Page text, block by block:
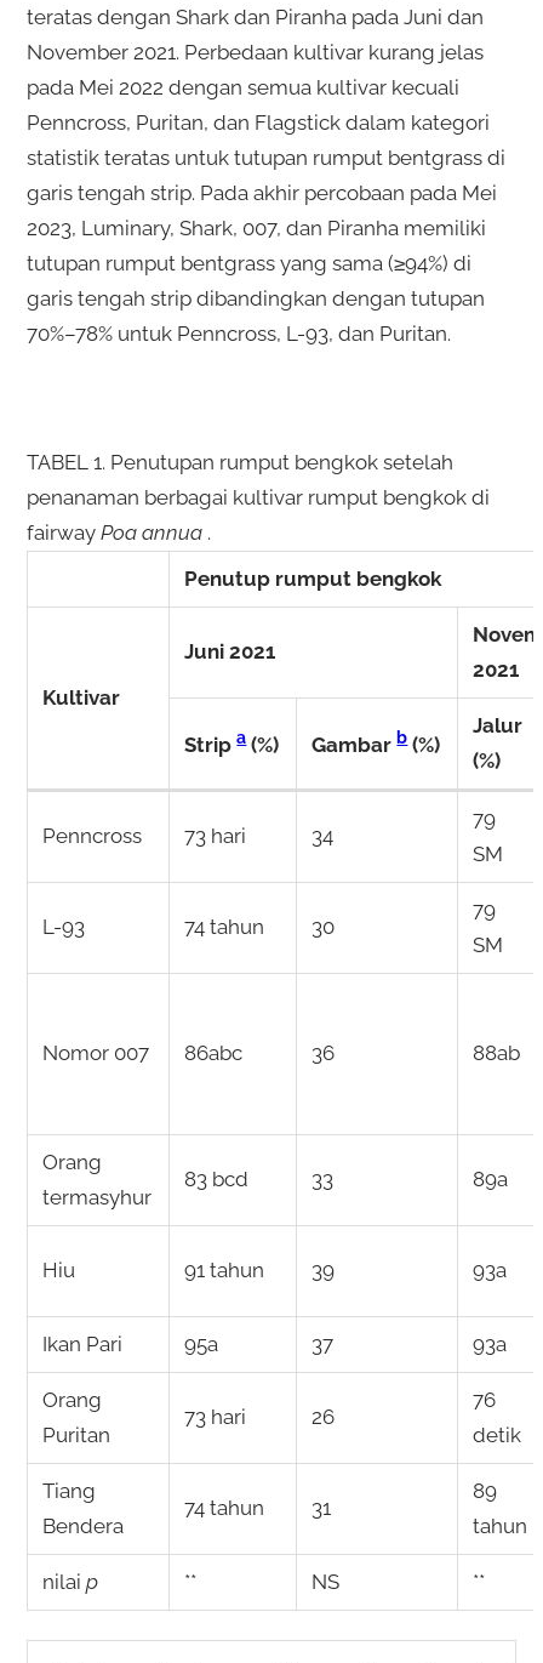
teratas dengan Shark dan Piranha pada Juni dan
November 2021. Perbedaan kultivar kurang jelas
pada Mei 2022 dengan semua kultivar kecuali
Penncross, Puritan, dan Flagstick dalam kategori
statistik teratas untuk tutupan rumput bentgrass di
garis tengah strip. Pada akhir percobaan pada Mei
2023, Luminary, Shark, 007, dan Piranha memiliki
tutupan rumput bentgrass yang sama (≥94%) di
garis tengah strip dibandingkan dengan tutupan
70%–78% untuk Penncross, L-93, dan Puritan.
TABEL 1. Penutupan rumput bengkok setelah
penanaman berbagai kultivar rumput bengkok di
fairway Poa annua.
Penutup rumput bengkok
Kultivar
Juni 2021
2021
Stripa(%) Gambarb(%)
Jalur
(%)
Penncross 73 hari 34
79
SM
L-93 74 tahun 30
79
SM
Nomor 007 86abc 36 88ab
Orang
termasyhur
83 bcd 33 89a
Hiu 91 tahun 39 93a
Ikan Pari 95a 37 93a
Orang
Puritan
73 hari 26
76
detik
Tiang
Bendera
74 tahun 31
89
tahun
nilaip ** NS **